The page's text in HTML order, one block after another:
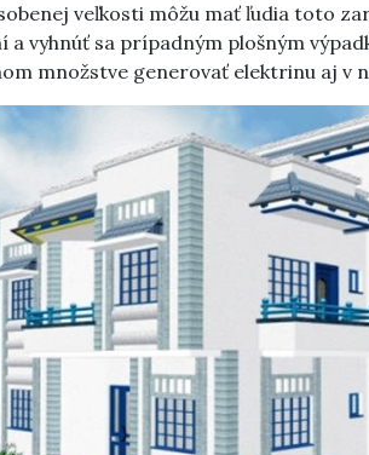
veľkosti môžu mať ľudia toto
a vyhnúť sa prípadným plošným
množstve generovať elektrinu aj v